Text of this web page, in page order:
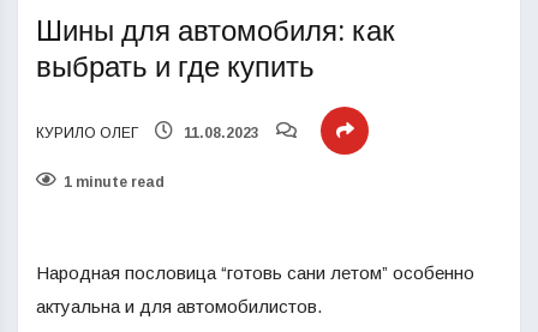
Шины для автомобиля: как
выбрать и где купить
КУРИЛО ОЛЕГ 11.08.2023
1 minute read
Народная пословица “готовь сани летом” особенно
актуальна и для автомобилистов.